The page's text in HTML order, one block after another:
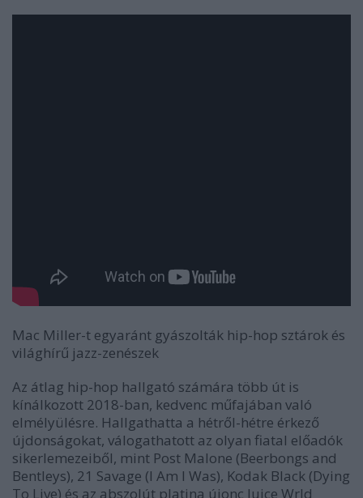
Mac Miller-t egyaránt gyászolták hip-hop sztárok és
világhírű jazz-zenészek
Az átlag hip-hop hallgató számára több út is
kínálkozott 2018-ban, kedvenc műfajában való
elmélyülésre. Hallgathatta a hétről-hétre érkező
újdonságokat, válogathatott az olyan fiatal előadók
sikerlemezeiből, mint Post Malone (Beerbongs and
Bentleys), 21 Savage (I Am I Was), Kodak Black (Dying
To Live) és az abszolút platina újonc Juice Wrld